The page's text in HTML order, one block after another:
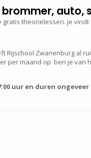
auto,
theorielessen. je
Rijschool Zwanenburg al
per maand op ben je van
uur en duren ongeveer